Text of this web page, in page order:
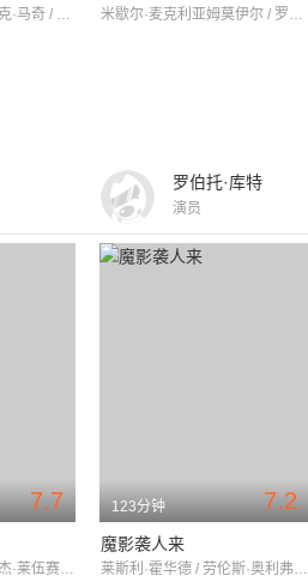
玛娜·洛伊 / 弗雷德里克·马奇 / 达纳·安德鲁斯 米歇尔·麦克利亚姆莫伊尔 / 罗伯托·库特 / 奥逊·威尔斯
罗伯托·库特
演员
7.7
詹姆斯·麦基奇尼 / 罗杰·莱伍赛 / 大卫·哈奇森
7.2
123分钟
魔影袭人来
莱斯利·霍华德 / 劳伦斯·奥利弗 / 雷蒙德·马西